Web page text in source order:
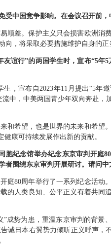
中国竞争影响。在会议召开前
顺差。保护主义只会损害欧洲消
向，将采取必要措施维护自身的正
谊行”的两国学生时，宣布“5年
，宣布自2023年11月提出“5年
中，中美两国青少年双向奔赴，
和希望，也是世界的未来和希望
康可持续发展作出新的贡献。
纪念馆举办纪念东京审判开庭
者围绕东京审判开展研讨。请问
庭80周年举行了一系列纪念活动
的人类良知、公平正义有着共同
成势为患，重温东京审判的背景
诫日本右翼势力倾听正义呼声，